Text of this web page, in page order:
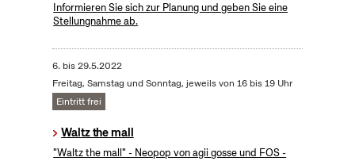
Informieren Sie sich zur Planung und geben Sie eine
Stellungnahme ab.
6. bis29.5.2022
Freitag, Samstag und Sonntag, jeweils von 16 bis 19 Uhr
Eintritt frei
Waltz the mall
"Waltz the mall" - Neopop von agii gosse und FOS -